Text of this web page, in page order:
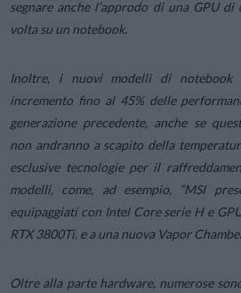
segnare anche l’approdo di una GPU di
volta su un notebook.
Inoltre, i nuovi modelli di
incremento fino al 45% delle
generazione precedente, anche se
non andranno a scapito della
esclusive tecnologie per il
modelli, come, ad esempio, “MSI
equipaggiati con Intel Core serie H e
RTX 3800Ti. e a una nuova Vapor
Oltre alla parte hardware, numerose